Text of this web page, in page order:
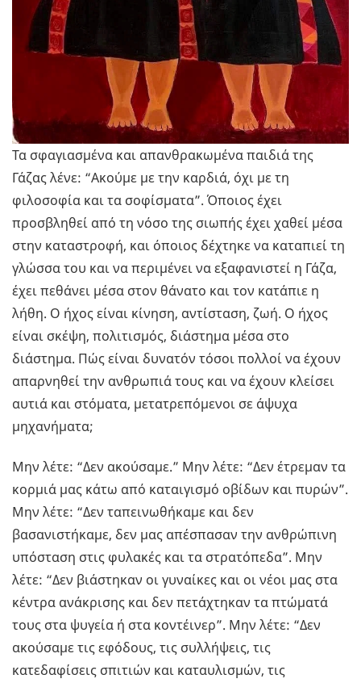
Τα σφαγιασμένα και απανθρακωμένα παιδιά της
Γάζας λένε: “Ακούμε με την καρδιά, όχι με τη
φιλοσοφία και τα σοφίσματα”. Όποιος έχει
προσβληθεί από τη νόσο της σιωπής έχει χαθεί μέσα
στην καταστροφή, και όποιος δέχτηκε να καταπιεί τη
γλώσσα του και να περιμένει να εξαφανιστεί η Γάζα,
έχει πεθάνει μέσα στον θάνατο και τον κατάπιε η
λήθη. Ο ήχος είναι κίνηση, αντίσταση, ζωή. Ο ήχος
είναι σκέψη, πολιτισμός, διάστημα μέσα στο
διάστημα. Πώς είναι δυνατόν τόσοι πολλοί να έχουν
απαρνηθεί την ανθρωπιά τους και να έχουν κλείσει
αυτιά και στόματα, μετατρεπόμενοι σε άψυχα
μηχανήματα;
Μην λέτε: “Δεν ακούσαμε.” Μην λέτε: “Δεν έτρεμαν τα
κορμιά μας κάτω από καταιγισμό οβίδων και πυρών”.
Μην λέτε: “Δεν ταπεινωθήκαμε και δεν
βασανιστήκαμε, δεν μας απέσπασαν την ανθρώπινη
υπόσταση στις φυλακές και τα στρατόπεδα”. Μην
λέτε: “Δεν βιάστηκαν οι γυναίκες και οι νέοι μας στα
κέντρα ανάκρισης και δεν πετάχτηκαν τα πτώματά
τους στα ψυγεία ή στα κοντέινερ”. Μην λέτε: “Δεν
ακούσαμε τις εφόδους, τις συλλήψεις, τις
κατεδαφίσεις σπιτιών και καταυλισμών, τις